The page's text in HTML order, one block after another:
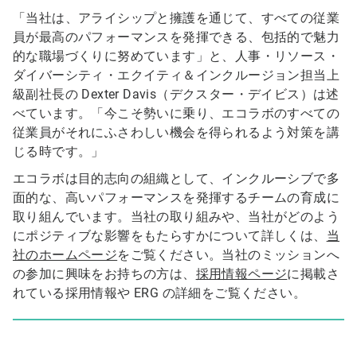
「当社は、アライシップと擁護を通じて、すべての従業
員が最高のパフォーマンスを発揮できる、包括的で魅力
的な職場づくりに努めています」と、人事・リソース・
ダイバーシティ・エクイティ＆インクルージョン担当上
級副社長の Dexter Davis（デクスター・デイビス）は述
べています。「今こそ勢いに乗り、エコラボのすべての
従業員がそれにふさわしい機会を得られるよう対策を講
じる時です。」
エコラボは目的志向の組織として、インクルーシブで多
面的な、高いパフォーマンスを発揮するチームの育成に
取り組んでいます。当社の取り組みや、当社がどのよう
にポジティブな影響をもたらすかについて詳しくは、 当
社のホームページをご覧ください。当社のミッションへ
の参加に興味をお持ちの方は、 採用情報ページに掲載さ
れている採用情報や ERG の詳細をご覧ください。